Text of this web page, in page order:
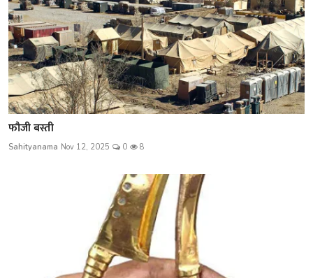
फौजी बस्ती
Sahityanama Nov 12, 2025 0 8